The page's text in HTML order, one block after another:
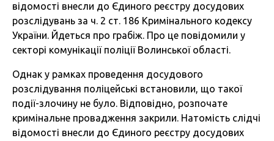
відомості внесли до Єдиного реєстру досудових
розслідувань за ч. 2 ст. 186 Кримінального кодексу
України. Йдеться про грабіж. Про це повідомили у
секторі комунікації поліції Волинської області.
Однак у рамках проведення досудового
розслідування поліцейські встановили, що такої
події-злочину не було. Відповідно, розпочате
кримінальне провадження закрили. Натомість слідчі
відомості внесли до Єдиного реєстру досудових